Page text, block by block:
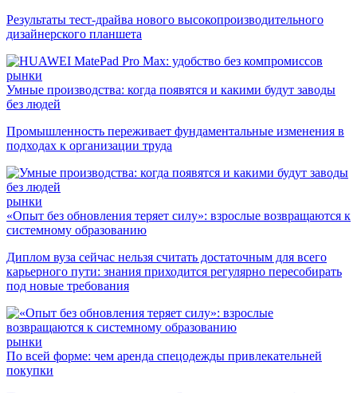
Результаты тест-драйва нового высокопроизводительного
дизайнерского планшета
рынки
Умные производства: когда появятся и какими будут заводы
без людей
Промышленность переживает фундаментальные изменения в
подходах к организации труда
рынки
«Опыт без обновления теряет силу»: взрослые возвращаются к
системному образованию
Диплом вуза сейчас нельзя считать достаточным для всего
карьерного пути: знания приходится регулярно пересобирать
под новые требования
рынки
По всей форме: чем аренда спецодежды привлекательней
покупки